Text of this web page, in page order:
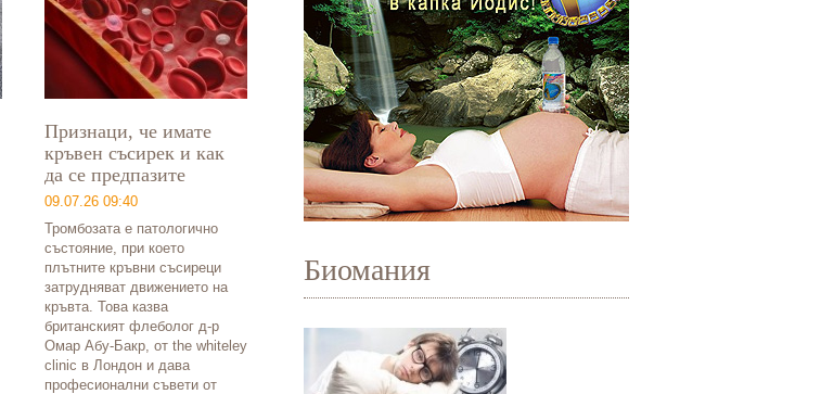
Признаци, че имате
кръвен съсирек и как
да се предпазите
09.07.26 09:40
Тромбозата е патологично
състояние, при което
плътните кръвни съсиреци
затрудняват движението на
кръвта. Това казва
британският флеболог д-р
Омар Абу-Бакр, от the whiteley
clinic в Лондон и дава
професионални съвети от
Биомания